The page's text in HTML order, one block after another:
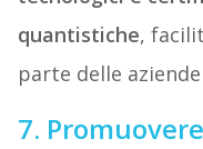
quantistiche,
parte delle
7.